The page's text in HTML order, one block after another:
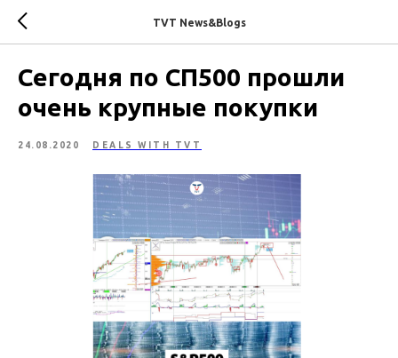
TVT News&Blogs
Сегодня по СП500 прошли
очень крупные покупки
24.08.2020 DEALS WITH TVT